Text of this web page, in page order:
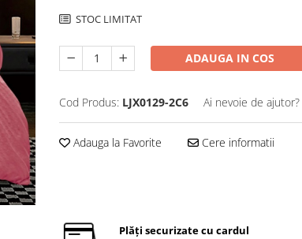
STOC LIMITAT
ADAUGA IN COS
Cod Produs: LJX0129-2C6 Ai nevoie de ajutor?
Adauga la Favorite Cere informatii
Plăți securizate cu cardul